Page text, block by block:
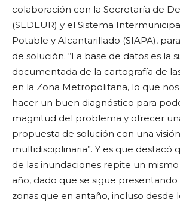
colaboración con la Secretaría de
(SEDEUR) y el Sistema
Potable y Alcantarillado (SIAPA),
de solución. “La base de datos es la
documentada de la cartografía de
en la Zona Metropolitana, lo que
hacer un buen diagnóstico para
magnitud del problema y ofrecer
propuesta de solución con una visión
multidisciplinaria”. Y es que destacó
de las inundaciones repite un
año, dado que se sigue presentando
zonas que en antaño, incluso desde